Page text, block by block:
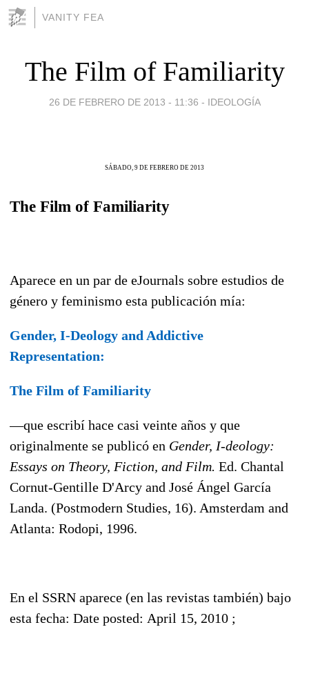
VANITY FEA
The Film of Familiarity
26 DE FEBRERO DE 2013 - 11:36 - IDEOLOGÍA
SÁBADO, 9 DE FEBRERO DE 2013
The Film of Familiarity
Aparece en un par de eJournals sobre estudios de
género y feminismo esta publicación mía:
Gender, I-Deology and Addictive
Representation:
The Film of Familiarity
—que escribí hace casi veinte años y que
originalmente se publicó en Gender, I-deology:
Essays on Theory, Fiction, and Film. Ed. Chantal
Cornut-Gentille D'Arcy and José Ángel García
Landa. (Postmodern Studies, 16). Amsterdam and
Atlanta: Rodopi, 1996.
En el SSRN aparece (en las revistas también) bajo
esta fecha: Date posted: April 15, 2010 ;